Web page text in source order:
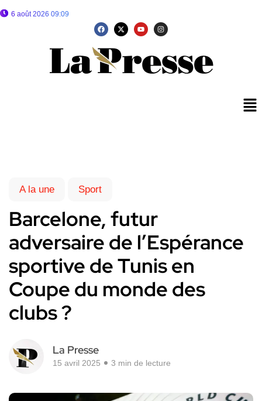
6 août 2026 09:09
A la une Sport
Barcelone, futur
adversaire de l’Espérance
sportive de Tunis en
Coupe du monde des
clubs ?
La Presse
15 avril 2025 3 min de lecture